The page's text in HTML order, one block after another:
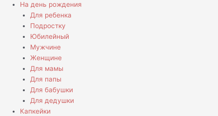
На день рождения
Для ребенка
Подростку
Юбилейный
Мужчине
Женщине
Для мамы
Для папы
Для бабушки
Для дедушки
Капкейки